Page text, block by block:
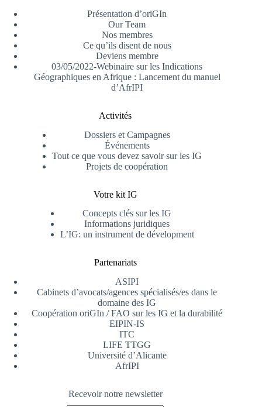
Présentation d’oriGIn
Our Team
Nos membres
Ce qu’ils disent de nous
Deviens membre
03/05/2022-Webinaire sur les Indications
Géographiques en Afrique : Lancement du manuel
d’AfrIPI
Activités
Dossiers et Campagnes
Événements
Tout ce que vous devez savoir sur les IG
Projets de coopération
Votre kit IG
Concepts clés sur les IG
Informations juridiques
L’IG: un instrument de dévelopment
Partenariats
ASIPI
Cabinets d’avocats/agences spécialisés/es dans le
domaine des IG
Coopération oriGIn / FAO sur les IG et la durabilité
EIPIN-IS
ITC
LIFE TTGG
Université d’Alicante
AfrIPI
Recevoir notre newsletter